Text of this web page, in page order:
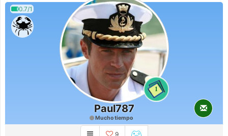
0.7/1
1
Paul787
Mucho tiempo
9